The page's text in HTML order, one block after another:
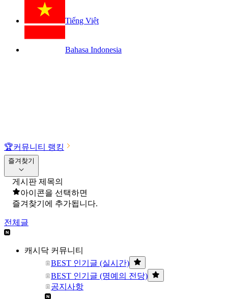
Tiếng Việt
Bahasa Indonesia
🏆커뮤니티 랭킹
즐겨찾기
게시판 제목의
아이콘을 선택하면
즐겨찾기에 추가됩니다.
전체글
캐시닥 커뮤니티
BEST 인기글 (실시간)
BEST 인기글 (명예의 전당)
공지사항